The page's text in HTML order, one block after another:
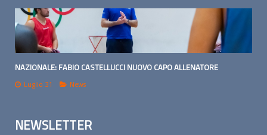
NAZIONALE: FABIO CASTELLUCCI NUOVO CAPO ALLENATORE
Luglio 31 News
NEWSLETTER